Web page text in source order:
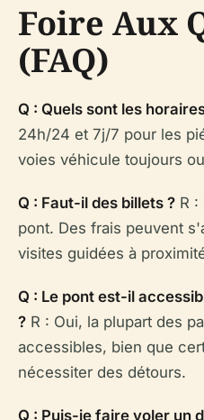
Foire Aux
(FAQ)
Q : Quels sont les
24h/24 et 7j/7 pour les
voies véhicule toujours
Q : Faut-il des billets ? R :
pont. Des frais peuvent
visites guidées à
Q : Le pont est-il
? R : Oui, la plupart des
accessibles, bien que
nécessiter des détours.
Q : Puis-je faire voler un